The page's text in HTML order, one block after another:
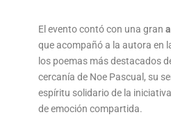
El evento contó con una gran
que acompañó a la autora en
los poemas más destacados
cercanía de Noe Pascual, su
espíritu solidario de la
de emoción compartida.